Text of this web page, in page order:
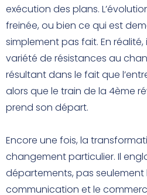
exécution des plans.
freinée, ou bien ce qui est
simplement pas fait. En
variété de résistances au
résultant dans le fait que
alors que le train de la 4ème
prend son départ.
Encore une fois, la
changement particulier. Il
départements, pas seulement
communication et le